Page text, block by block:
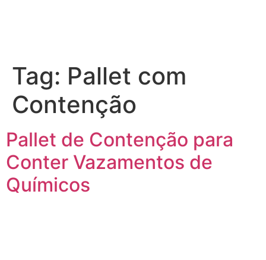
Tag: Pallet com
Contenção
Pallet de Contenção para
Conter Vazamentos de
Químicos